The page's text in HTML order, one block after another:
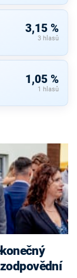
3,15 %
3 hlasů
1,05 %
1 hlasů